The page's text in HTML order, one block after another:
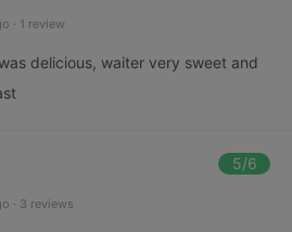
· 1 review
delicious, waiter very sweet and
5/6
· 3 reviews